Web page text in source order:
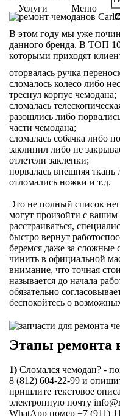
Услуги Меню
В этом году мы уже
данного бренда. В ТОП
которыми приходят
оторвалась ручка
сломалось колесо либо
треснул корпус чемодана;
сломалась
разошлись либо
части чемодана;
сломалась собачка либо
заклинил либо не
отлетели заклепки;
порвалась внешняя ткань
отломались ножки и т.д.
Это не полный список
могут произойти с
расстраиваться,
быстро вернут
беремся даже за сложные
чинить в официальной
внимание, что точная
называется до начала
обязательно
беспокойтесь о
Этапы ремонта
1) Сломался чемодан? -
8 (812) 604-22-99 и
пришлите текстовое
электронную почту
WhatApp номер +7 (911)